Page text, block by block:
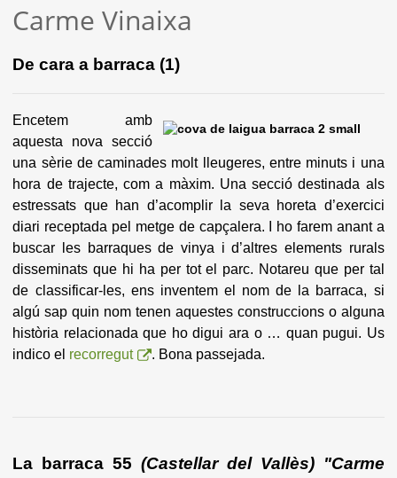
Carme Vinaixa
De cara a barraca (1)
Encetem amb
aquesta nova secció
una sèrie de caminades molt lleugeres, entre minuts i una
hora de trajecte, com a màxim. Una secció destinada als
estressats que han d’acomplir la seva horeta d’exercici
diari receptada pel metge de capçalera. I ho farem anant a
buscar les barraques de vinya i d’altres elements rurals
disseminats que hi ha per tot el parc. Notareu que per tal
de classificar-les, ens inventem el nom de la barraca, si
algú sap quin nom tenen aquestes construccions o alguna
història relacionada que ho digui ara o … quan pugui. Us
indico el recorregut . Bona passejada.
La barraca 55 (Castellar del Vallès) "Carme